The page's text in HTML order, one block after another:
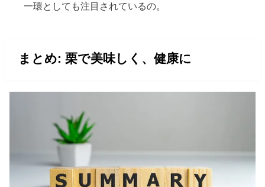
一環としても注目されているの。
まとめ: 栗で美味しく、健康に